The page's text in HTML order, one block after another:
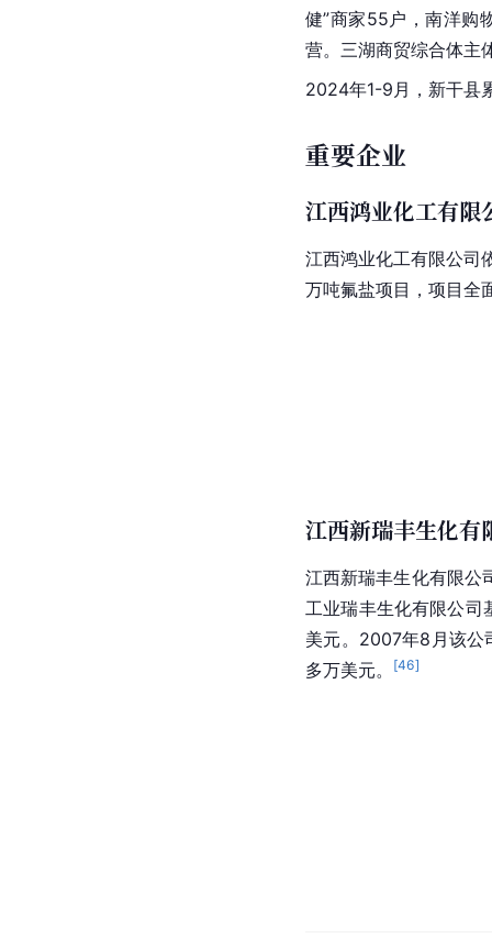
健”商家55户，南洋购
营。三湖商贸综合体主
2024年1-9月，新干县
重要企业
江西鸿业化工有限
江西鸿业化工有限公司
万吨氟盐项目，项目全
江西新瑞丰生化有
江西新瑞丰生化有限公
工业瑞丰生化有限公司
美元。2007年8月该公
多万美元。
[46]